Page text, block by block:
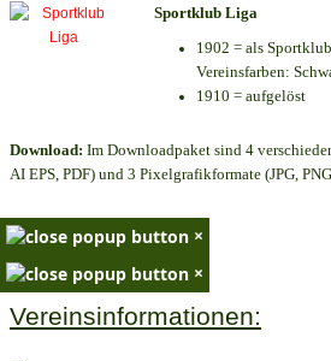
Sportklub Liga
1902 = als
Vereinsfarben:
1910 = aufgelöst
Download: Im Downloadpaket sind 4
AI EPS, PDF) und 3 Pixelgrafikformate (JPG,
×
×
Vereinsinformationen: